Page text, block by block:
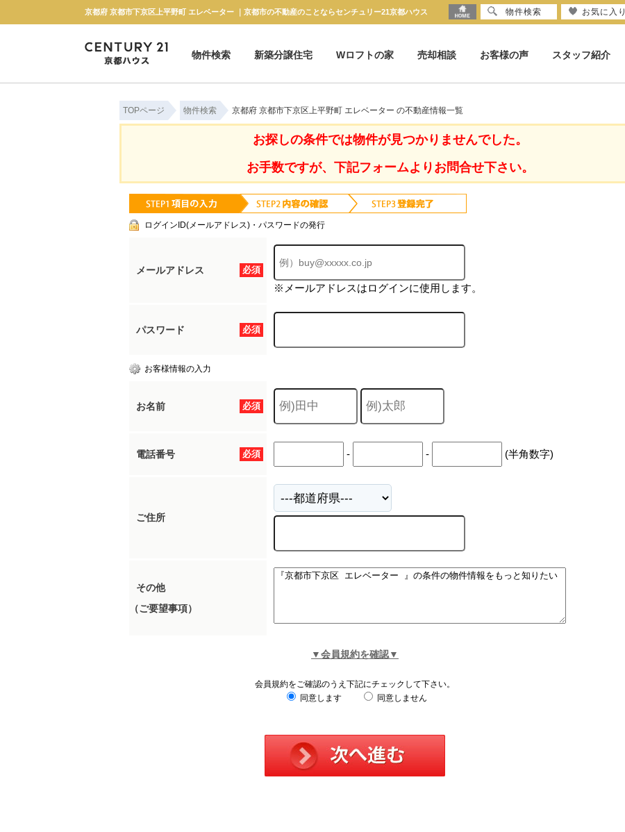
京都府 京都市下京区上平野町 エレベーター ｜京都市の不動産のことならセンチュリー21京都ハウス
物件検索
新築分譲住宅 Wロフトの家 売却相談 お客様の声 スタッフ紹介
TOPページ 物件検索 京都府 京都市下京区上平野町 エレベーター の不動産情報一覧
お探しの条件では物件が見つかりませんでした。
お手数ですが、下記フォームよりお問合せ下さい。
ログインID(メールアドレス)・パスワードの発行
必須
メールアドレス
※メールアドレスはログインに使用します。
必須
パスワード
お客様情報の入力
必須
お名前
必須
電話番号 - - (半角数字)
ご住所
その他
（ご要望事項）
▼会員規約を確認▼
会員規約をご確認のうえ下記にチェックして下さい。
同意します
同意しません
物件検索 お気に入り